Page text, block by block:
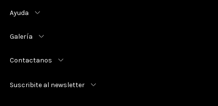
Ayuda
Galería
Contactanos
Suscribite al newsletter